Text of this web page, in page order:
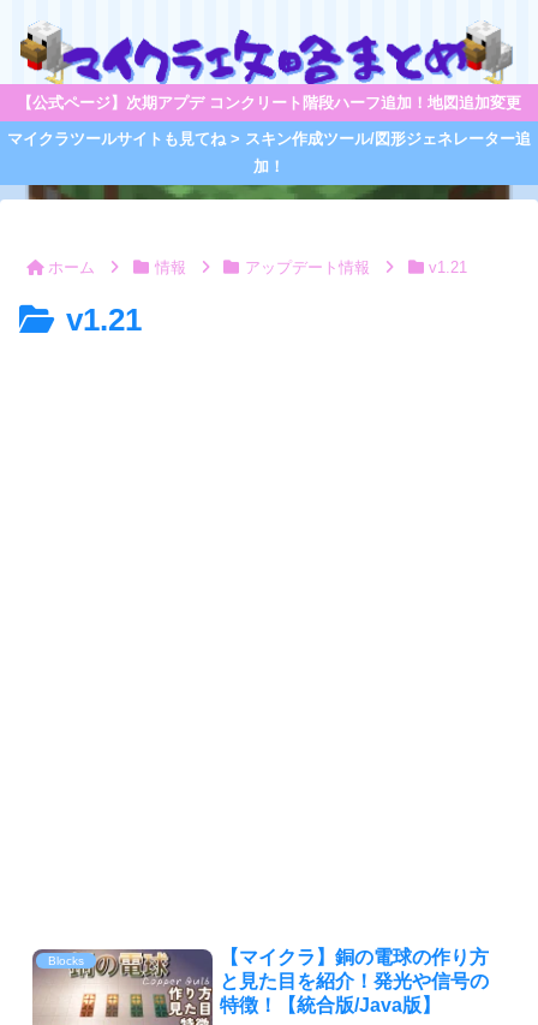
【公式ページ】次期アプデ コンクリート階段ハーフ追加！地図追加変更
マイクラツールサイトも見てね > スキン作成ツール/図形ジェネレーター追
加！
ホーム 情報 アップデート情報 v1.21
v1.21
Blocks
【マイクラ】銅の電球の作り方
と見た目を紹介！発光や信号の
特徴！【統合版/Java版】